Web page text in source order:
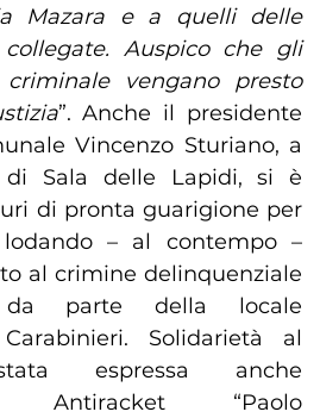
Mazara e a quelli delle
Auspico che gli
vengano presto
”. Anche il presidente
Vincenzo Sturiano, a
di Sala delle Lapidi, si è
di pronta guarigione per
– al contempo –
al crimine delinquenziale
da parte della locale
Solidarietà al
espressa anche
Antiracket “Paolo